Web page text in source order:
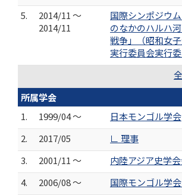
5.
2014/11 ～
2014/11
国際シンポジウ
のなかのハルハ
戦争」（昭和女子
実行委員会実行
所属学会
1.
1999/04 ～
日本モンゴル学会
2.
2017/05
∟ 理事
3.
2001/11 ～
内陸アジア史学
4.
2006/08 ～
国際モンゴル学会